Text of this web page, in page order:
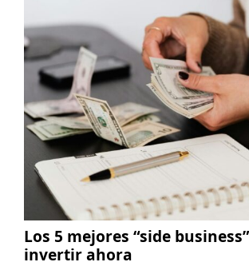
Los 5 mejores “side
invertir ahora